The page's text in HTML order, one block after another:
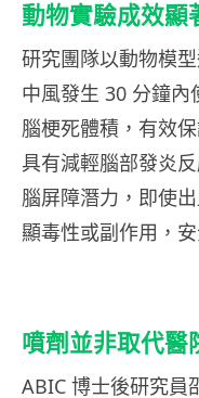
動物實驗成效顯
研究團隊以動物模
中風發生 30 分鐘
腦梗死體積，有效
具有減輕腦部發炎
腦屏障潛力，即使
顯毒性或副作用，安
噴劑並非取代醫
ABIC 博士後研究員